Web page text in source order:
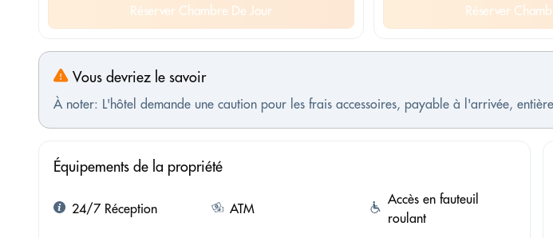
Réserver Chambre De Jour Réserver
Vous devriez le savoir
À noter: L'hôtel demande une caution pour les frais accessoires, payable à l'arrivée,
Équipements de la propriété
24/7 Réception ATM
Accès en fauteuil
roulant